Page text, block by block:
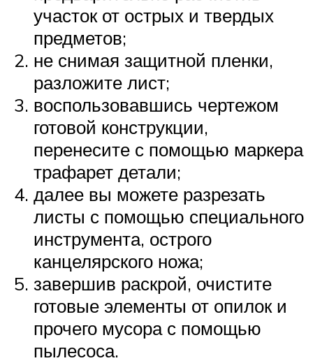
участок от острых и твердых
предметов;
не снимая защитной пленки,
разложите лист;
воспользовавшись чертежом
готовой конструкции,
перенесите с помощью маркера
трафарет детали;
далее вы можете разрезать
листы с помощью специального
инструмента, острого
канцелярского ножа;
завершив раскрой, очистите
готовые элементы от опилок и
прочего мусора с помощью
пылесоса.